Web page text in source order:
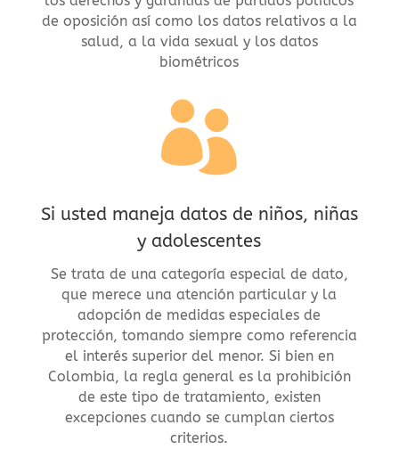
de oposición así como los datos relativos a la
salud, a la vida sexual y los datos
biométricos

Si usted maneja datos de niños, niñas
y adolescentes
Se trata de una categoría especial de dato,
que merece una atención particular y la
adopción de medidas especiales de
protección, tomando siempre como referencia
el interés superior del menor. Si bien en
Colombia, la regla general es la prohibición
de este tipo de tratamiento, existen
excepciones cuando se cumplan ciertos
criterios.